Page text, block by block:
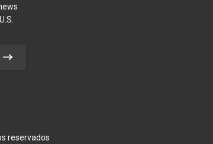
reservados